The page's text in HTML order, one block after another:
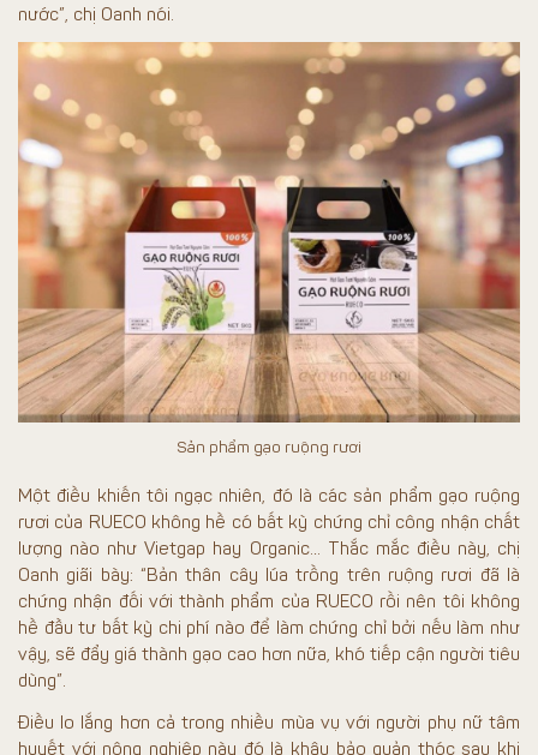
nước”, chị Oanh nói.
Sản phẩm gạo ruộng rươi
Một điều khiến tôi ngạc nhiên, đó là các sản phẩm gạo ruộng
rươi của RUECO không hề có bất kỳ chứng chỉ công nhận chất
lượng nào như Vietgap hay Organic… Thắc mắc điều này, chị
Oanh giãi bày: “Bản thân cây lúa trồng trên ruộng rươi đã là
chứng nhận đối với thành phẩm của RUECO rồi nên tôi không
hề đầu tư bất kỳ chi phí nào để làm chứng chỉ bởi nếu làm như
vậy, sẽ đẩy giá thành gạo cao hơn nữa, khó tiếp cận người tiêu
dùng”.
Điều lo lắng hơn cả trong nhiều mùa vụ với người phụ nữ tâm
huyết với nông nghiệp này đó là khâu bảo quản thóc sau khi